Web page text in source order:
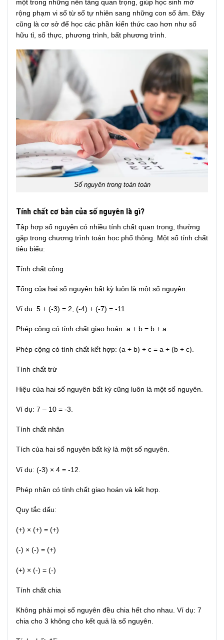
một trong những nền tảng quan trọng, giúp học sinh mở
rộng phạm vi số từ số tự nhiên sang những con số âm. Đây
cũng là cơ sở để học các phần kiến thức cao hơn như số
hữu tỉ, số thực, phương trình, bất phương trình.
Số nguyên trong toán toán
Tính chất cơ bản của số nguyên là gì?
Tập hợp số nguyên có nhiều tính chất quan trọng, thường
gặp trong chương trình toán học phổ thông. Một số tính chất
tiêu biểu:
Tính chất cộng
Tổng của hai số nguyên bất kỳ luôn là một số nguyên.
Ví dụ: 5 + (-3) = 2; (-4) + (-7) = -11.
Phép cộng có tính chất giao hoán: a + b = b + a.
Phép cộng có tính chất kết hợp: (a + b) + c = a + (b + c).
Tính chất trừ
Hiệu của hai số nguyên bất kỳ cũng luôn là một số nguyên.
Ví dụ: 7 – 10 = -3.
Tính chất nhân
Tích của hai số nguyên bất kỳ là một số nguyên.
Ví dụ: (-3) × 4 = -12.
Phép nhân có tính chất giao hoán và kết hợp.
Quy tắc dấu:
(+) × (+) = (+)
(-) × (-) = (+)
(+) × (-) = (-)
Tính chất chia
Không phải mọi số nguyên đều chia hết cho nhau. Ví dụ: 7
chia cho 3 không cho kết quả là số nguyên.